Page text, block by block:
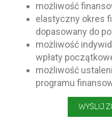
możliwość
elastyczny okres
dopasowany do
możliwość
wpłaty
możliwość
programu
WYŚLIJ